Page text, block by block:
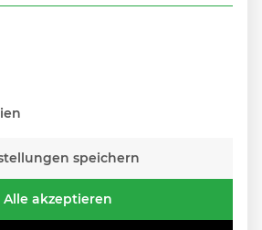
der Service-Gruppen, für die
speichern
Alle akzeptieren